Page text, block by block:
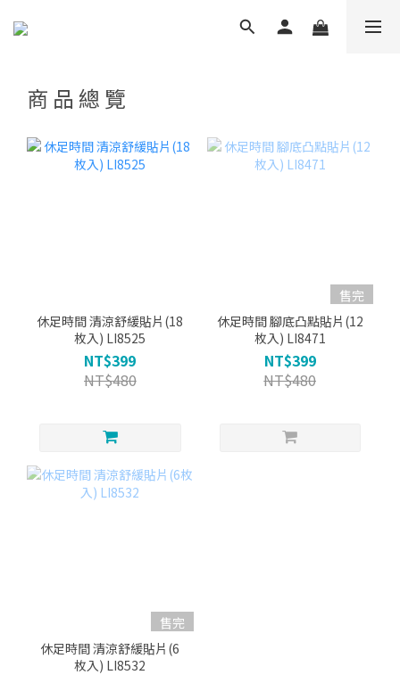
商 品 總 覽
休足時間 清涼舒緩貼片(18
枚入) LI8525
NT$399
NT$480
售完
休足時間 腳底凸點貼片(12
枚入) LI8471
NT$399
NT$480
售完
休足時間 清涼舒緩貼片(6
枚入) LI8532